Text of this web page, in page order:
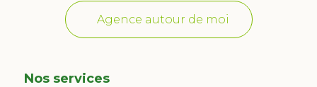
Agence autour de moi
Nos services